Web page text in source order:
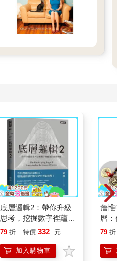
底層邏輯2：帶你升級
思考，挖掘數字裡蘊含
的商業寶藏
79 折 特價 332 元
加入購物車
詹惟
曆
運
錢
79 折